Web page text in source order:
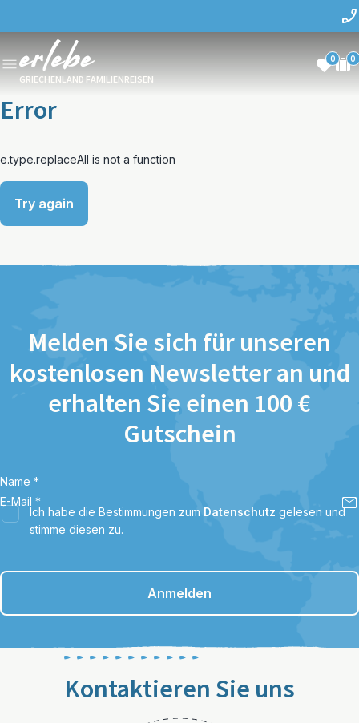
GRIECHENLAND FAMILIENREISEN
0 0
Error
e.type.replaceAll is not a function
Try again
Melden Sie sich für unseren
kostenlosen Newsletter an und
erhalten Sie einen 100 €
Gutschein
Name *
E-Mail *
Ich habe die Bestimmungen zum Datenschutz gelesen und
stimme diesen zu.
Anmelden
Kontaktieren Sie uns